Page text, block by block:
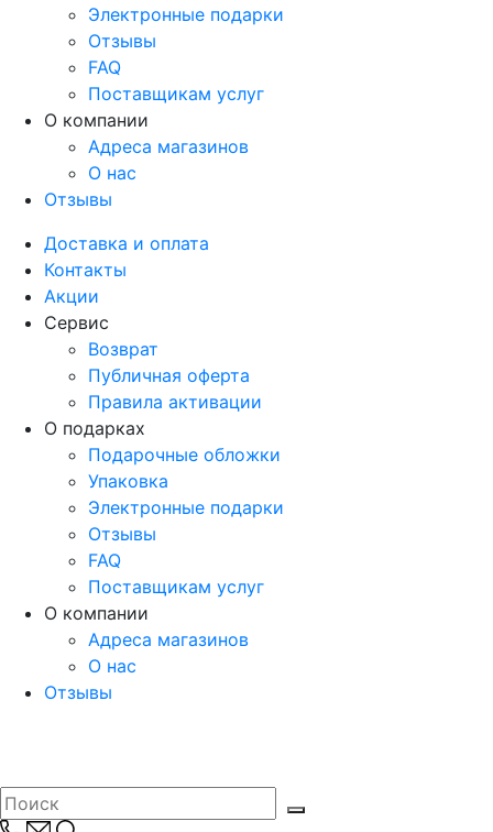
Электронные подарки
Отзывы
FAQ
Поставщикам услуг
О компании
Адреса магазинов
О нас
Отзывы
Доставка и оплата
Контакты
Акции
Сервис
Возврат
Публичная оферта
Правила активации
О подарках
Подарочные обложки
Упаковка
Электронные подарки
Отзывы
FAQ
Поставщикам услуг
О компании
Адреса магазинов
О нас
Отзывы